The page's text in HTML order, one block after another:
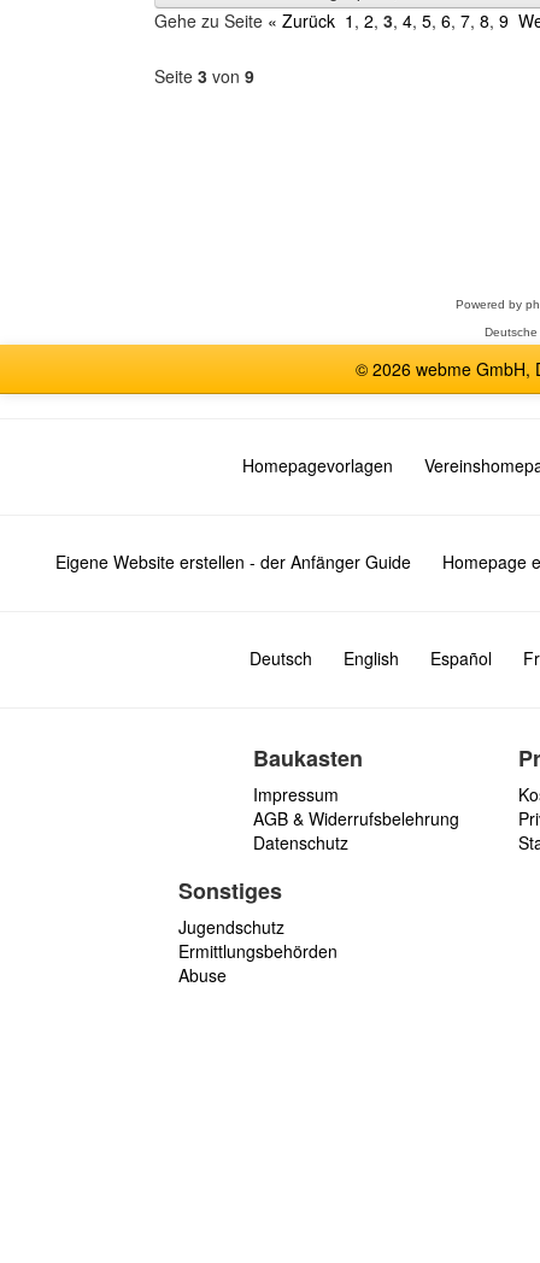
Gehe zu Seite « Zurück 1 , 2, 3, 4, 5, 6, 7, 8, 9
Seite 3 von 9
Powered by
© 2026 webme GmbH,
Homepagevorlagen
Eigene Website erstellen - der Anfänger Guide Homepage
Deutsch English Español
Baukasten
Impressum
AGB & Widerrufsbelehrung
Datenschutz
Sonstiges
Jugendschutz
Ermittlungsbehörden
Abuse